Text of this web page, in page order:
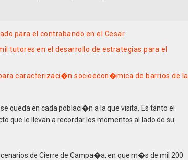
para el contrabando en el Cesar
tutores en el desarrollo de estrategias para el
caracterizaci�n socioecon�mica de barrios de la
queda en cada poblaci�n a la que visita. Es tanto el
que le llevan a recordar los momentos al lado de su
de Cierre de Campa�a, en que m�s de mil 200